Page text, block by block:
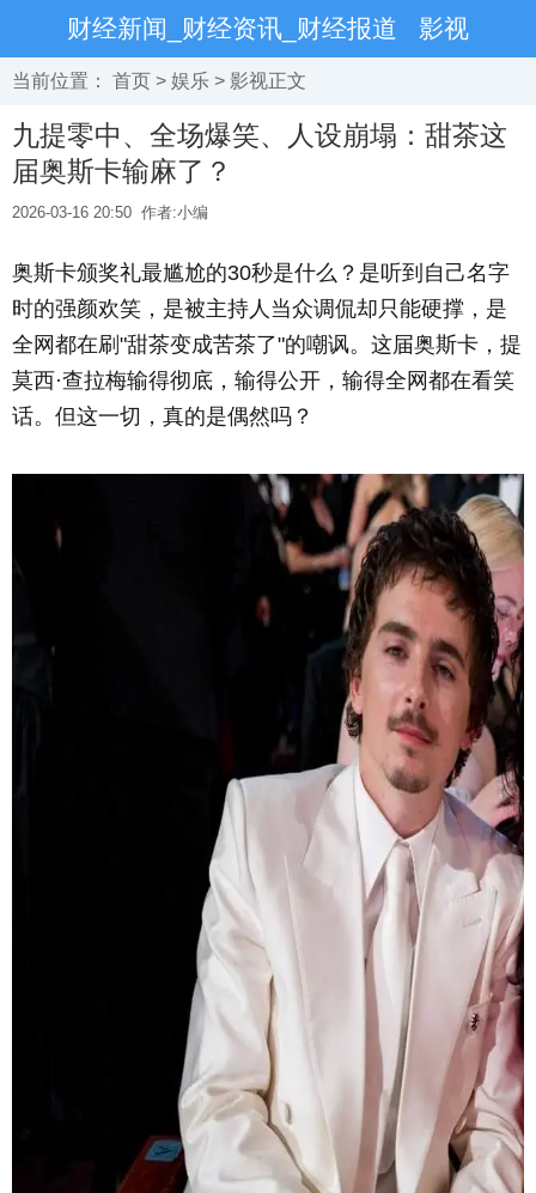
财经新闻_财经资讯_财经报道 影视
当前位置： 首页 > 娱乐 > 影视正文
九提零中、全场爆笑、人设崩塌：甜茶这
届奥斯卡输麻了？
2026-03-16 20:50 作者:小编
奥斯卡颁奖礼最尴尬的30秒是什么？是听到自己名字
时的强颜欢笑，是被主持人当众调侃却只能硬撑，是
全网都在刷"甜茶变成苦茶了"的嘲讽。这届奥斯卡，提
莫西·查拉梅输得彻底，输得公开，输得全网都在看笑
话。但这一切，真的是偶然吗？